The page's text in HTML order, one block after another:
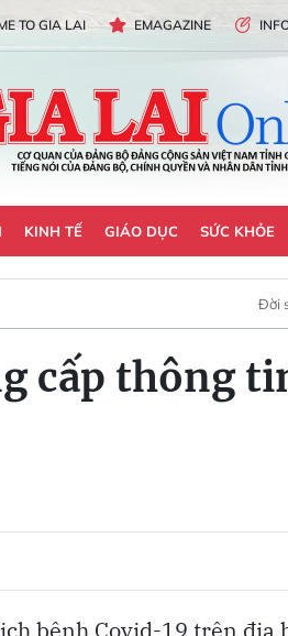
TO GIA LAI EMAGAZINE
KINH TẾ GIÁO DỤC SỨC KHỎE
Đời
cấp thông
bệnh Covid-19 trên địa